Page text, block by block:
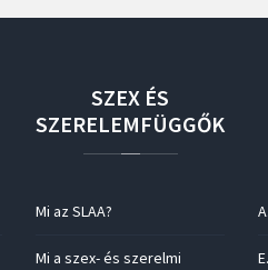
SZEX ÉS
SZERELEMFÜGGŐK
Mi az SLAA?
Mi a szex- és szerelmi